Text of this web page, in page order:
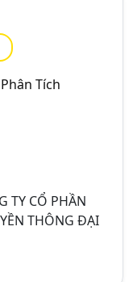
Tích
TY CỔ PHẦN
THÔNG ĐẠI